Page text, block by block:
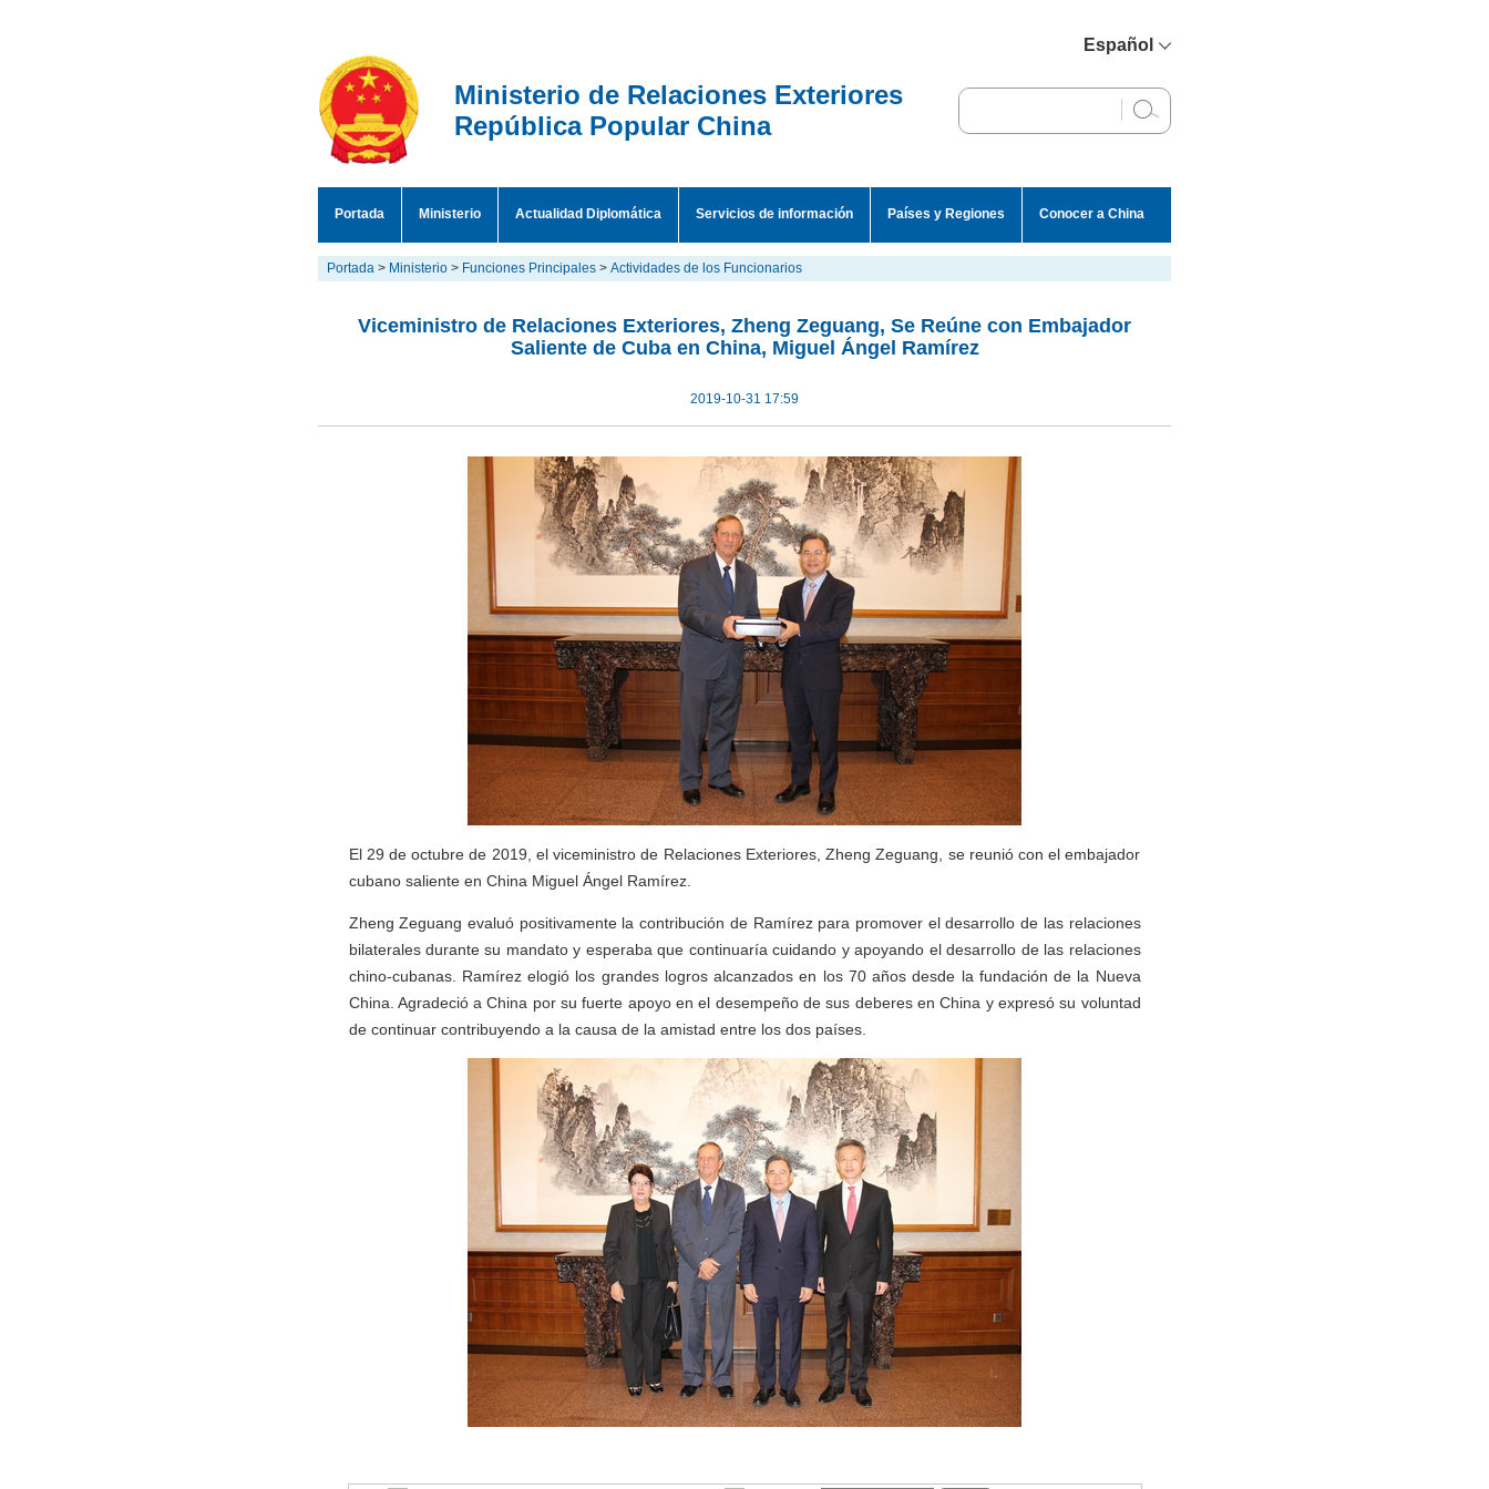
Español
English
Ministerio de Relaciones Exteriores
República Popular China
Portada Ministerio Actualidad Diplomática Servicios de información Países y Regiones Conocer a China
Portada > Ministerio > Funciones Principales > Actividades de los Funcionarios
Viceministro de Relaciones Exteriores, Zheng Zeguang, Se Reúne con Embajador
Saliente de Cuba en China, Miguel Ángel Ramírez
2019-10-31 17:59
El 29 de octubre de 2019, el viceministro de Relaciones Exteriores, Zheng Zeguang, se reunió con el embajador
cubano saliente en China Miguel Ángel Ramírez.
Zheng Zeguang evaluó positivamente la contribución de Ramírez para promover el desarrollo de las relaciones
bilaterales durante su mandato y esperaba que continuaría cuidando y apoyando el desarrollo de las relaciones
chino-cubanas. Ramírez elogió los grandes logros alcanzados en los 70 años desde la fundación de la Nueva
China. Agradeció a China por su fuerte apoyo en el desempeño de sus deberes en China y expresó su voluntad
de continuar contribuyendo a la causa de la amistad entre los dos países.